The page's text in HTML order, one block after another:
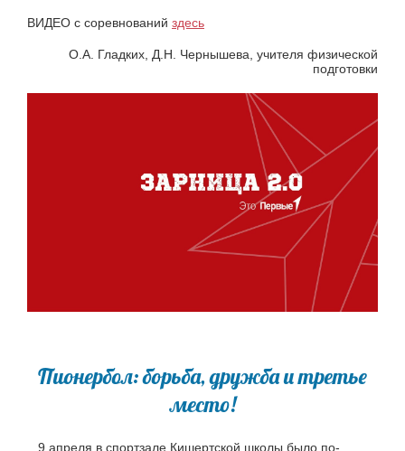
ВИДЕО с соревнований здесь
О.А. Гладких, Д.Н. Чернышева, учителя физической
подготовки
Пионербол: борьба, дружба и третье
место!
9 апреля в спортзале Кишертской школы было по-